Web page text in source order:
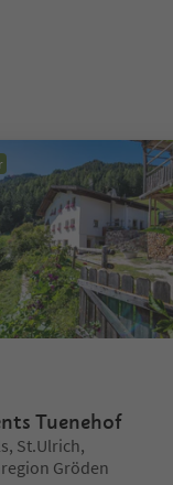
Tuenehof
St.Ulrich,
Gröden